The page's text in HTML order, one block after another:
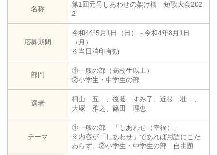
名称
第1回元号しあわせの架け橋 短歌大会202
2
応募期間
令和4年5月1日（日）～令和4年8月1日
（月）
※当日消印有効
部門
①一般の部（高校生以上）
②小学生・中学生の部
選者
桐山 五一、後藤 すみ子、近松 壮一、
大塚 雅之、篠田 理恵
テーマ
①一般の部 「しあわせ（幸福）」
※内容が「しあわせ」であれば用語にこだ
わらず。②小学生・中学生の部 自由題